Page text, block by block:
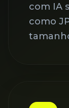
com IA
como